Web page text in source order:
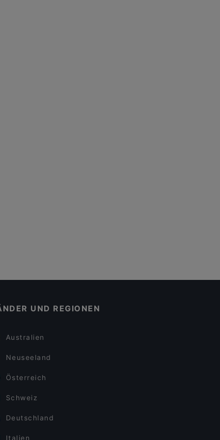
UND REGIONEN
Australien
Neuseeland
Österreich
Schweiz
Deutschland
Italien